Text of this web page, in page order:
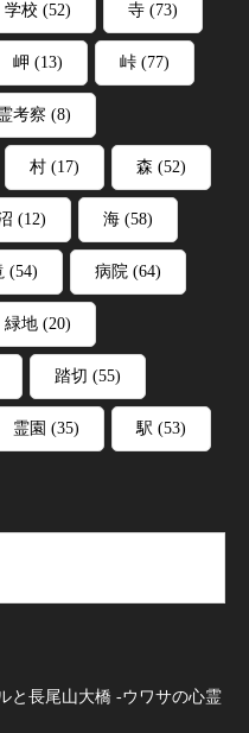
学校 (52) 寺 (73)
岬 (13) 峠 (77)
考察 (8)
村 (17) 森 (52)
(12) 海 (58)
(54) 病院 (64)
緑地 (20)
踏切 (55)
霊園 (35) 駅 (53)
と長尾山大橋 -ウワサの心霊